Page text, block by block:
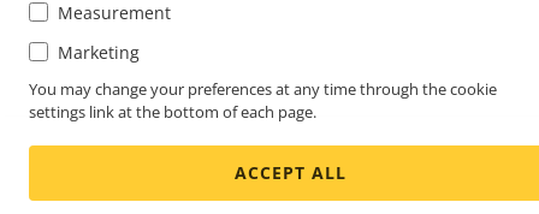
Measurement
Marketing
You may change your preferences at any time through the cookie
settings link at the bottom of each page.
ACCEPT ALL